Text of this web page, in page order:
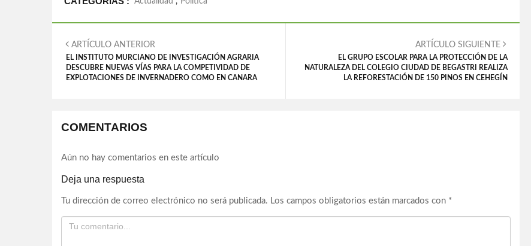
ARTÍCULO ANTERIOR
EL INSTITUTO MURCIANO DE INVESTIGACIÓN AGRARIA
DESCUBRE NUEVAS VÍAS PARA LA COMPETIVIDAD DE
EXPLOTACIONES DE INVERNADERO COMO EN CANARA
ARTÍCULO SIGUIENTE
EL GRUPO ESCOLAR PARA LA PROTECCIÓN DE LA
NATURALEZA DEL COLEGIO CIUDAD DE BEGASTRI REALIZA
LA REFORESTACIÓN DE 150 PINOS EN CEHEGÍN
COMENTARIOS
Aún no hay comentarios en este artículo
Deja una respuesta
Tu dirección de correo electrónico no será publicada. Los campos obligatorios están marcados con *